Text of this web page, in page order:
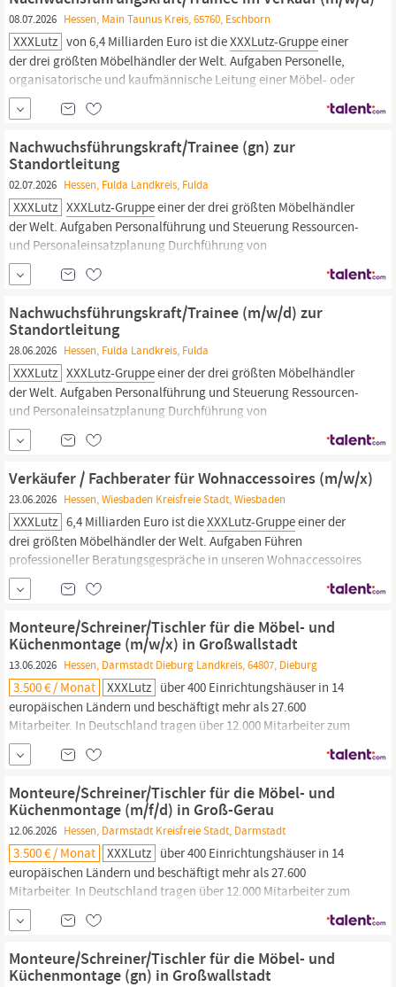
Mit einem Jahresumsatz von 6,4 Milliarden Euro ist dieXXXLutz-
Gruppeeiner der drei
08.07.2026 Hessen, Main Taunus Kreis, 65760, Eschborn
XXXLutz von 6,4 Milliarden Euro ist dieXXXLutz-Gruppeeiner
der drei größten Möbelhändler der Welt. Aufgaben Personelle,
organisatorische und kaufmännische Leitung einer Möbel- oder
Wohnaccessoires Abteilung Ausbildung (Schulung) neuer und
vorhandener Mitarbeiter/-innen Sicherstellung vereinbarter
Nachwuchsführungskraft/Trainee (gn) zur
Standortleitung
02.07.2026 Hessen, Fulda Landkreis, Fulda
XXXLutz XXXLutz-Gruppeeiner der drei größten Möbelhändler
der Welt. Aufgaben Personalführung und Steuerung Ressourcen-
und Personaleinsatzplanung Durchführung von
Bestandskontrollen und Inventuren Prozessoptimierung,
Kostenmanagement und Sicherstellung der Performance des
gesamten Standortes Projektarbeit und Sondertätigkeiten
Qualifikationen Abgeschlossene...
Nachwuchsführungskraft/Trainee (m/w/d) zur
Standortleitung
28.06.2026 Hessen, Fulda Landkreis, Fulda
XXXLutz XXXLutz-Gruppeeiner der drei größten Möbelhändler
der Welt. Aufgaben Personalführung und Steuerung Ressourcen-
und Personaleinsatzplanung Durchführung von
Bestandskontrollen und Inventuren Prozessoptimierung,
Kostenmanagement und Sicherstellung der Performance des
gesamten Standortes Projektarbeit und Sondertätigkeiten
Qualifikationen Abgeschlossene...
Verkäufer / Fachberater für Wohnaccessoires (m/w/x)
23.06.2026 Hessen, Wiesbaden Kreisfreie Stadt, Wiesbaden
XXXLutz 6,4 Milliarden Euro ist dieXXXLutz-Gruppeeiner der
drei größten Möbelhändler der Welt. Aufgaben Führen
professioneller Beratungsgespräche in unseren Wohnaccessoires
Abteilungen Planung und Anfertigung verschiedener
Einrichtungsalternativen nach Kundenwünschen Pflege der
Ausstellung Überwachung der Preisauszeichnung Aufbau und
Beschilderung von...
Monteure/Schreiner/Tischler für die Möbel- und
Küchenmontage (m/w/x) in Großwallstadt
13.06.2026 Hessen, Darmstadt Dieburg Landkreis, 64807, Dieburg
3.500 € / Monat XXXLutz über 400 Einrichtungshäuser in 14
europäischen Ländern und beschäftigt mehr als 27.600
Mitarbeiter. In Deutschland tragen über 12.000 Mitarbeiter zum
Erfolg der Gruppe bei, die hierzulande 58
Einrichtungshäuser und 54 mömax Trendmöbelhäuser betreibt.
Mit einem Jahresumsatz von 6,4 Milliarden Euro ist die
Gruppeeiner...
Monteure/Schreiner/Tischler für die Möbel- und
Küchenmontage (m/f/d) in Groß-Gerau
12.06.2026 Hessen, Darmstadt Kreisfreie Stadt, Darmstadt
3.500 € / Monat XXXLutz über 400 Einrichtungshäuser in 14
europäischen Ländern und beschäftigt mehr als 27.600
Mitarbeiter. In Deutschland tragen über 12.000 Mitarbeiter zum
Erfolg der Gruppe bei, die hierzulande 58
Einrichtungshäuser und 54 mömax Trendmöbelhäuser betreibt.
Mit einem Jahresumsatz von 6,4 Milliarden Euro ist die
Gruppeeiner...
Monteure/Schreiner/Tischler für die Möbel- und
Küchenmontage (gn) in Großwallstadt